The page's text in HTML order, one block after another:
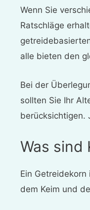
Wenn Sie
Ratschläge
alle bieten den
Bei der
sollten Sie Ihr
berücksichtigen.
Was sind
Ein
dem Keim und